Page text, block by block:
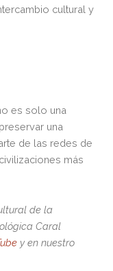
cultural y
es solo una
una
de las redes de
más
de la
Caral
y en nuestro